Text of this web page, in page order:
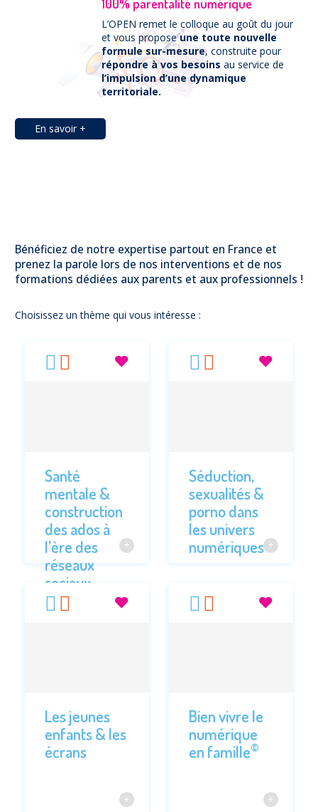
L’OPEN remet le colloque au goût du jour
et vous proposeune toute nouvelle
formule sur-mesure, construite pour
répondre à vos besoins au service de
l’impulsion d’une dynamique
territoriale.
En savoir +
Bénéficiez de notre expertise partout en France et
prenez la parole lors de nos interventions et de nos
formations dédiées aux parents et aux professionnels !
Choisissez un thème qui vous intéresse :
Santé
mentale &
construction
des ados à
l’ère des
réseaux
sociaux
Séduction,
sexualités &
porno dans
les univers
numériques
Les jeunes
enfants & les
écrans
Bien vivre le
numérique
en famille©